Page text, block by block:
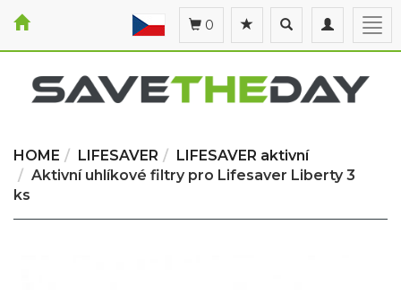
Toggle
navigation
Toggle
search
0
HOME LIFESAVER
LIFESAVER aktivní
Aktivní uhlíkové filtry pro Lifesaver Liberty 3
ks